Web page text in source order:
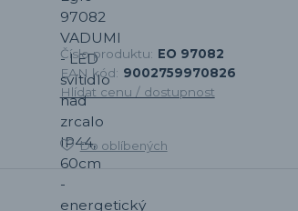
Číslo produktu: EO 97082
EAN kód: 9002759970826
Hlídat cenu / dostupnost
Do oblíbených